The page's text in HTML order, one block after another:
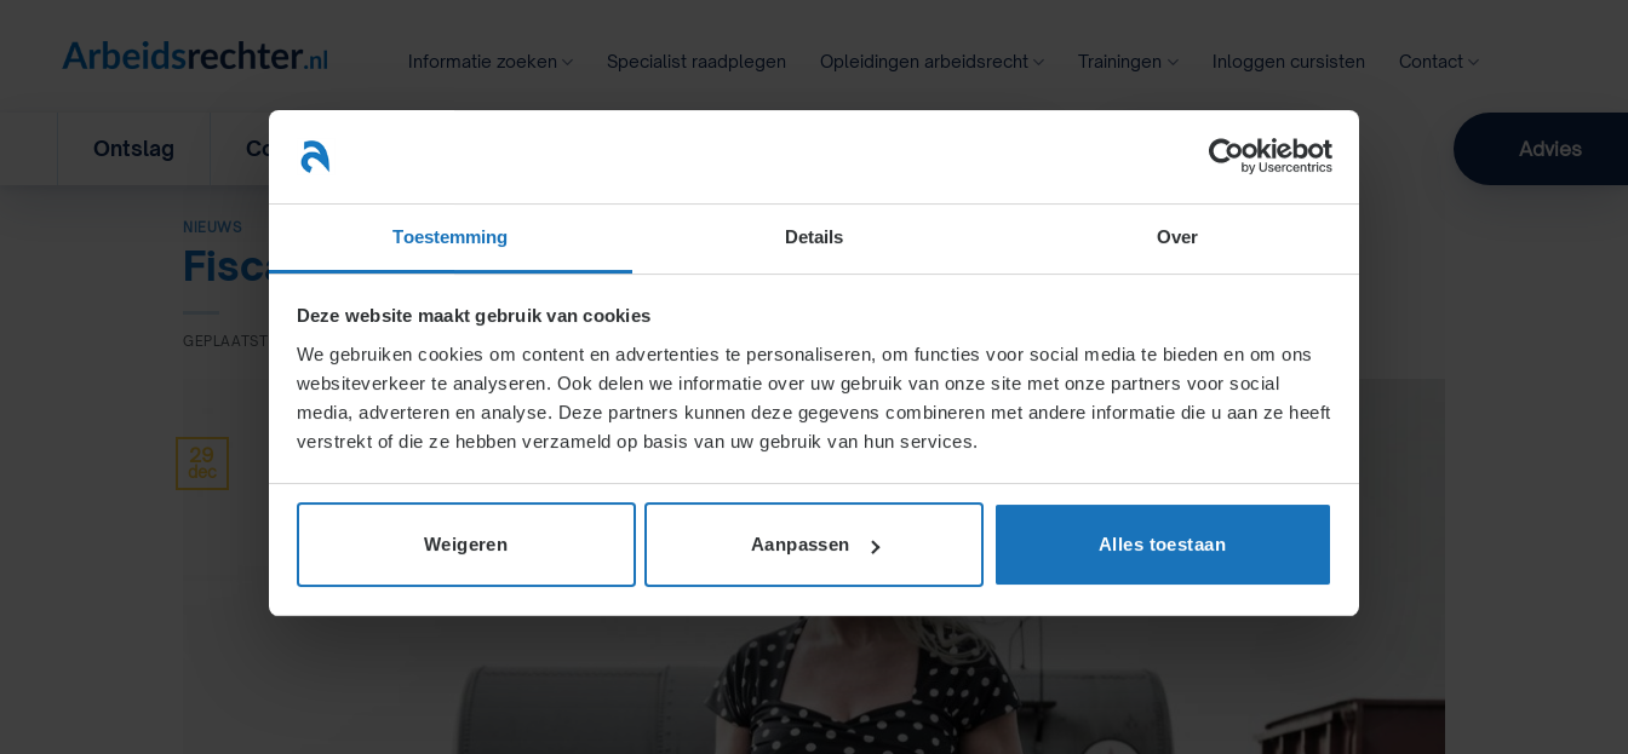
Toestemming Details Over
Deze website maakt gebruik van cookies
We gebruiken cookies om content en advertenties te personaliseren, om functies voor social media te bieden en om ons
websiteverkeer te analyseren. Ook delen we informatie over uw gebruik van onze site met onze partners voor social
media, adverteren en analyse. Deze partners kunnen deze gegevens combineren met andere informatie die u aan ze heeft
verstrekt of die ze hebben verzameld op basis van uw gebruik van hun services.
Weigeren Aanpassen Alles toestaan
Informatie zoeken Specialist raadplegen Opleidingen arbeidsrecht Trainingen Inloggen cursisten Contact
Ontslag Concurrentiebeding Zoeken Advies
NIEUWS
Fiscale wijzigingen in het arbeidsrecht in 2021
GEPLAATST OP
29
dec